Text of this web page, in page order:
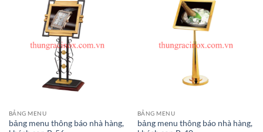
BẢNG MENU
bảng menu thông báo nhà hàng,
BẢNG MENU
bảng menu thông báo nhà hàng,